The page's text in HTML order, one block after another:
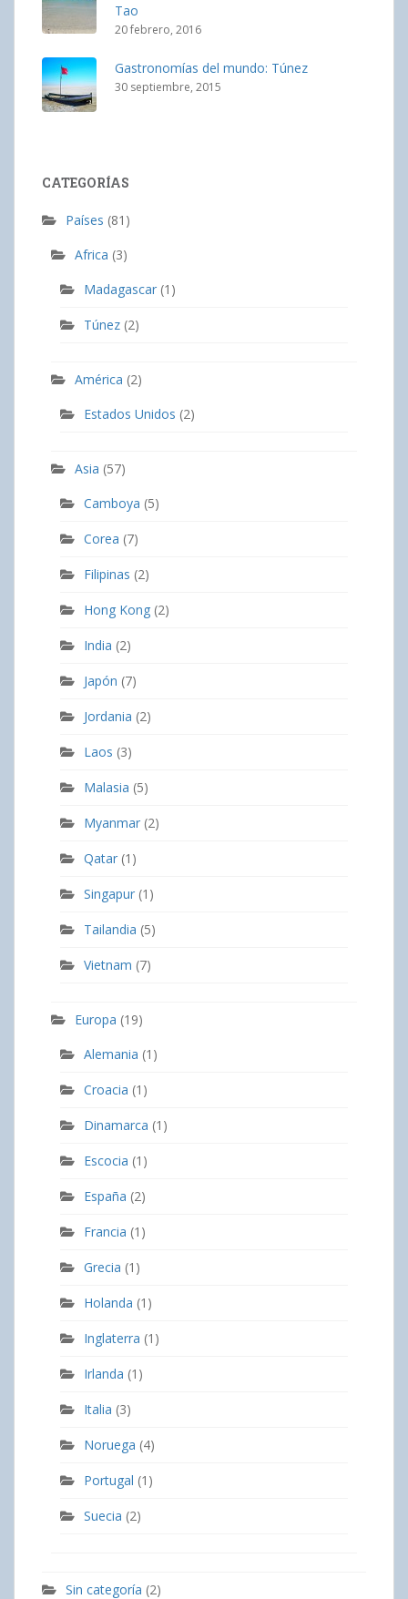
Tao
20 febrero, 2016
Gastronomías del mundo: Túnez
30 septiembre, 2015
CATEGORÍAS
Países (81)
Africa (3)
Madagascar (1)
Túnez (2)
América (2)
Estados Unidos (2)
Asia (57)
Camboya (5)
Corea (7)
Filipinas (2)
Hong Kong (2)
India (2)
Japón (7)
Jordania (2)
Laos (3)
Malasia (5)
Myanmar (2)
Qatar (1)
Singapur (1)
Tailandia (5)
Vietnam (7)
Europa (19)
Alemania (1)
Croacia (1)
Dinamarca (1)
Escocia (1)
España (2)
Francia (1)
Grecia (1)
Holanda (1)
Inglaterra (1)
Irlanda (1)
Italia (3)
Noruega (4)
Portugal (1)
Suecia (2)
Sin categoría (2)